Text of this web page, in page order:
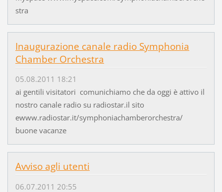
stra
Inaugurazione canale radio Symphonia
Chamber Orchestra
05.08.2011 18:21
ai gentili visitatori comunichiamo che da oggi è attivo il
nostro canale radio su radiostar.il sito
ewww.radiostar.it/symphoniachamberorchestra/
buone vacanze
Avviso agli utenti
06.07.2011 20:55